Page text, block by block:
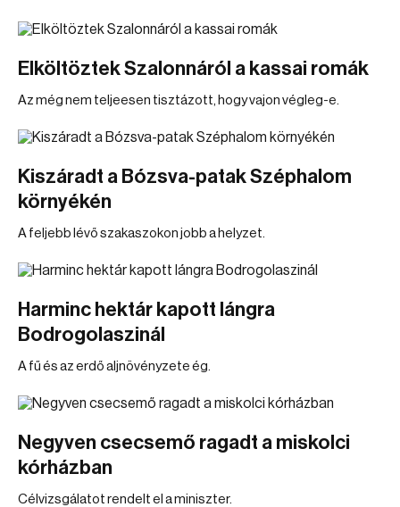
Elköltöztek Szalonnáról a kassai romák
Az még nem teljeesen tisztázott, hogy vajon végleg-e.
Kiszáradt a Bózsva-patak Széphalom
környékén
A feljebb lévő szakaszokon jobb a helyzet.
Harminc hektár kapott lángra
Bodrogolaszinál
A fű és az erdő aljnövényzete ég.
Negyven csecsemő ragadt a miskolci
kórházban
Célvizsgálatot rendelt el a miniszter.